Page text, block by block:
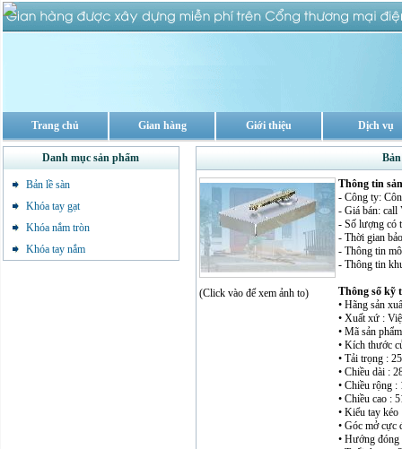
Trang chủ Gian hàng Giới thiệu Dịch vụ
Danh mục sản phẩm
Bản lề sàn
Khóa tay gạt
Khóa nắm tròn
Khóa tay nắm
(Click vào để xem ảnh to)
Thông tin
- Công ty:
- Giá bán:
- Số lượng có
- Thời gian
- Thông tin
- Thông tin
Thông số kỹ
• Hãng sản
• Xuất xứ :
• Mã sản
• Kích thước
• Tải trọng :
• Chiều dài :
• Chiều rộng :
• Chiều cao :
• Kiểu tay
• Góc mở cực
• Hướng